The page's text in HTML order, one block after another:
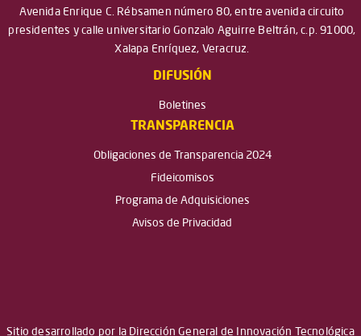
Avenida Enrique C. Rébsamen número 80, entre avenida circuito
presidentes y calle universitario Gonzalo Aguirre Beltrán, c.p. 91000,
Xalapa Enríquez, Veracruz.
DIFUSIÓN
Boletines
TRANSPARENCIA
Obligaciones de Transparencia 2024
Fideicomisos
Programa de Adquisiciones
Avisos de Privacidad
Sitio desarrollado por la Dirección General de Innovación Tecnológica